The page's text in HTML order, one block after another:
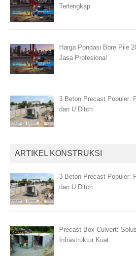
Terlengkap
Harga Pondasi Bore Pile
Jasa Profesional
3 Beton Precast Populer:
dan U Ditch
ARTIKEL KONSTRUKSI
3 Beton Precast Populer:
dan U Ditch
Precast Box Culvert:
Infrastruktur Kuat